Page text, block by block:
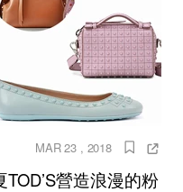
MAR 23 , 2018
營造浪漫的粉